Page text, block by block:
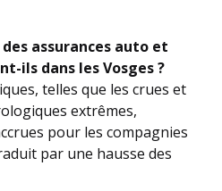
assurances auto et
ils dans les Vosges ?
telles que les crues et
extrêmes,
pour les compagnies
par une hausse des